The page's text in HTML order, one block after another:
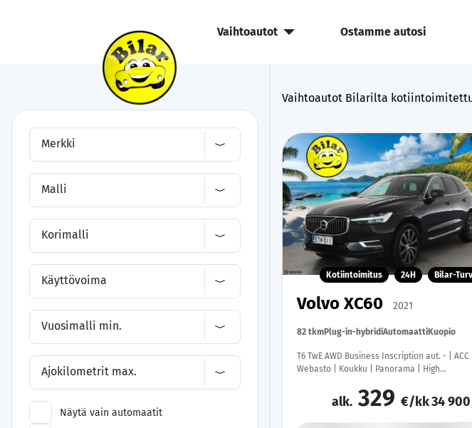
Vaihtoautot Ostamme autosi
Merkki
Malli
Korimalli
Käyttövoima
Vuosimalli min.
Ajokilometrit max.
Näytä vain automaatit
Vaihtoautot Bilarilta
Kotiintoimitus 24H Bilar-
Volvo XC60 2021
82 tkmPlug-in-hybridiAutomaatti Kuopio
T6 TwE AWD Business Inscription aut. - | ACC |
Webasto | Koukku | Panorama | High
P.Kamera | Sporttinahat | Keyless |
Apple&Android | Suomi-auto | Kahdet
| Merkkhuollettu |
alk. 329 €/kk34